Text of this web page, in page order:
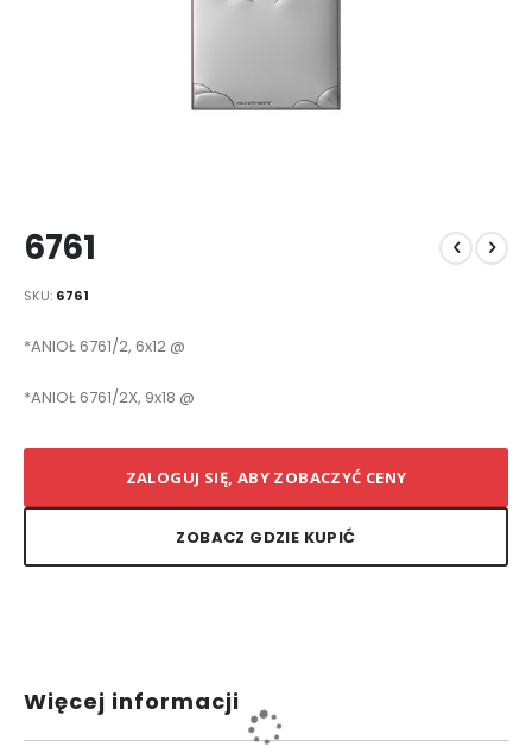
na
początek
galerii
6761
SKU 6761
Elementy
grupowanych
*ANIOŁ 6761/2, 6x12 @
*ANIOŁ 6761/2X, 9x18 @
ZALOGUJ SIĘ, ABY ZOBACZYĆ CENY
ZOBACZ GDZIE KUPIĆ
Więcej informacji